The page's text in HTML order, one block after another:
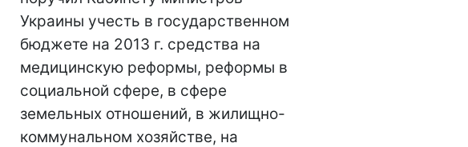
Украины учесть в государственном
бюджете на 2013 г. средства на
медицинскую реформы, реформы в
социальной сфере, в сфере
земельных отношений, в жилищно-
коммунальном хозяйстве, на